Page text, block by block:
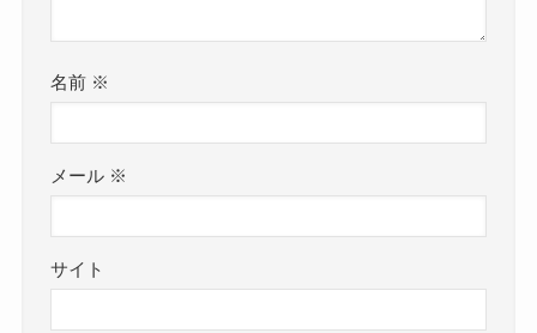
名前 ※
メール ※
サイト